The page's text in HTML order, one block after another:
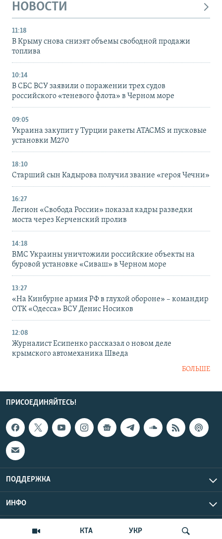
КТА УКР
НОВОСТИ
11:18
В Крыму снова снизят объемы свободной продажи
топлива
10:14
В СБС ВСУ заявили о поражении трех судов
российского «теневого флота» в Черном море
09:05
Украина закупит у Турции ракеты ATACMS и пусковые
установки M270
18:10
Старший сын Кадырова получил звание «героя Чечни»
16:27
Легион «Свобода России» показал кадры разведки
моста через Керченский пролив
14:18
ВМС Украины уничтожили российские объекты на
буровой установке «Сиваш» в Черном море
13:27
«На Кинбурне армия РФ в глухой обороне» – командир
ОТК «Одесса» ВСУ Денис Носиков
12:08
Журналист Есипенко рассказал о новом деле
крымского автомеханика Шведа
БОЛЬШЕ
ПРИСОЕДИНЯЙТЕСЬ!
ПОДДЕРЖКА
ИНФО
Copyright Крым.Реалии, 2026 | Все права защищены.
UTC+3